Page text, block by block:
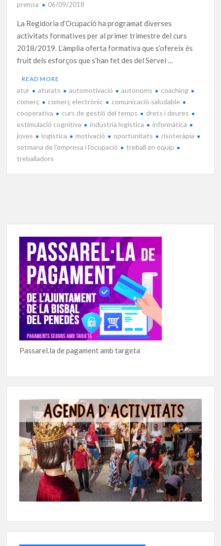
premsa 06/09/2018
La Regidoria d’Ocupació ha programat diverses
activitats formatives per al primer trimestre del curs
2018/2019. L’àmplia oferta formativa que s’ofereix és
fruit dels esforços que s’han fet des del Servei …
READ MORE
atur aturats automotivació autonoms
coaching
comerç
comerç electrònic
comunicació saludable
cooperativa
curs de gestió del temps
drets i deures
estimulació cognitiva
indústria logística
informàtica
joves
logística motivació oportunitats
risoteràpia
setmana de l'empresa i l'ocupació
treball en equip
treballadors
Passarel.la de pagament amb targeta